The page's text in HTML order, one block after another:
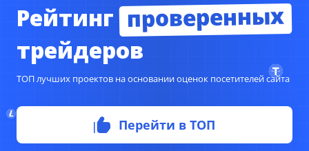
© Copyright 2024TORFOREX.COM
Рейтинг проверенных
трейдеров
ТОП лучших проектов на основании оценок посетителей сайта
Перейти в ТОП